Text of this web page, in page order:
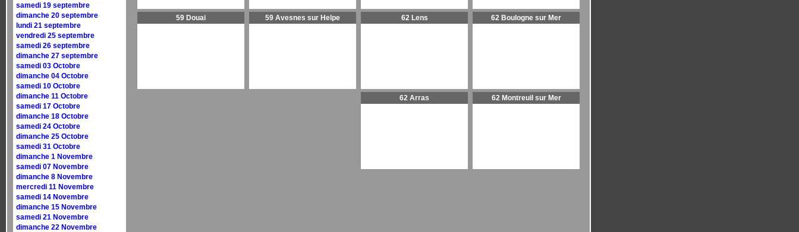
samedi 19 septembre
dimanche 20 septembre
lundi 21 septembre
vendredi 25 septembre
samedi 26 septembre
dimanche 27 septembre
samedi 03 Octobre
dimanche 04 Octobre
samedi 10 Octobre
dimanche 11 Octobre
samedi 17 Octobre
dimanche 18 Octobre
samedi 24 Octobre
dimanche 25 Octobre
samedi 31 Octobre
dimanche 1 Novembre
samedi 07 Novembre
dimanche 8 Novembre
mercredi 11 Novembre
samedi 14 Novembre
dimanche 15 Novembre
samedi 21 Novembre
dimanche 22 Novembre
59 Douai 59 Avesnes sur Helpe 62 Lens
62 Arras
62 Boulogne sur Mer
62 Montreuil sur Mer